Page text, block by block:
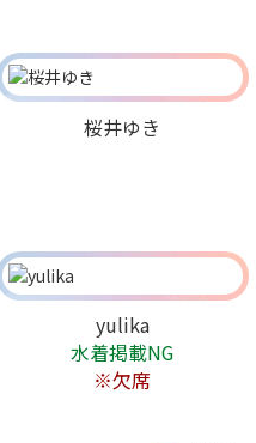
桜井ゆき
yulika
水着掲載NG
※欠席